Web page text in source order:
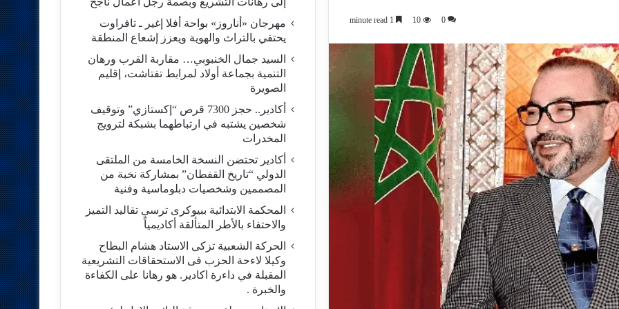
0
10
مهرجان «أناروز» بواحة أفلا إغير ـ تافراوت
يحتفي بالتراث والهوية ويعزز إشعاع المنطقة
السيد جمال الخنبوبي… مقاربة القرب ورهان
التنمية بجماعة أولاد لمرابط تفتاشت، إقليم
الصويرة
أكادير.. حجز 7300 قرص “إكستازي” وتوقيف
شخصين يشتبه في ارتباطهما بشبكة لترويج
المخدرات
أكادير تحتضن النسخة الخامسة من الملتقى
الدولي “تاريخ القفطان” بمشاركة نخبة من
المصممين وشخصيات دبلوماسية وفنية
المحكمة الابتدائية ببيوكرى ترسي تقاليد التميز
والاحتفاء بالأطر المتألقة أكاديمياً
الحركة الشعبية تزكى الاستاد هشام البطاح
وكيلا لاءحة الحزب فى الاستحقاقات التشريعية
المقبلة في داءرة اكادير. هو رهانا على الكفاءة
والخبرة .